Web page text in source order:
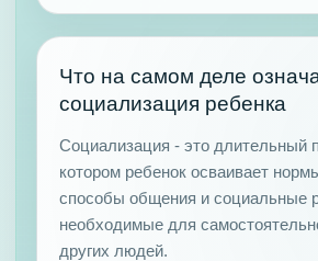
Что на самом деле
социализация ребенка
Социализация - это длительный
котором ребенок осваивает
способы общения и социальные
необходимые для
других людей.